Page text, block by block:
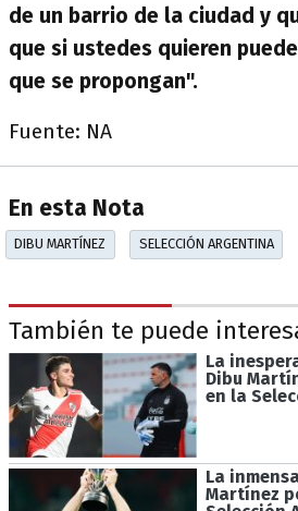
de un barrio de la ciudad y
que si ustedes quieren
que se propongan".
Fuente: NA
En esta Nota
DIBU MARTÍNEZ SELECCIÓN ARGENTINA
También te puede
La
Dibu
en la
La
Martínez